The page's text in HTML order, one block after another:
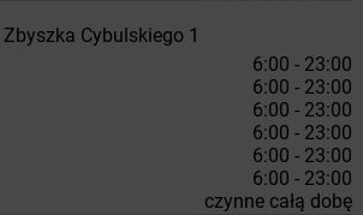
Zbyszka Cybulskiego 1
6:00 - 23:00
6:00 - 23:00
6:00 - 23:00
6:00 - 23:00
6:00 - 23:00
6:00 - 23:00
czynne całą dobę